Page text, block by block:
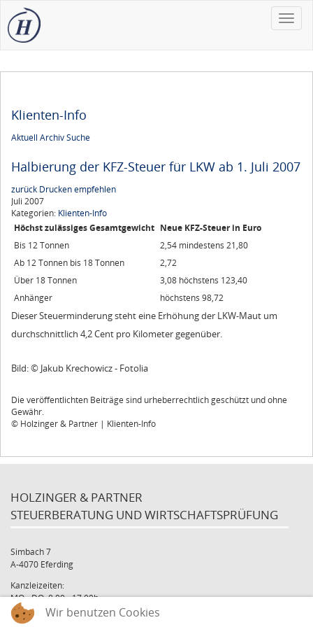
Toggle
Klienten-Info
Aktuell ArchivSuche
Halbierung der KFZ-Steuer für LKW ab 1. Juli 2007
zurück Druckenempfehlen
Juli 2007
Kategorien: Klienten-Info
Höchst zulässiges Gesamtgewicht Neue KFZ-Steuer in Euro
Bis 12 Tonnen
2,54 mindestens 21,80
Ab 12 Tonnen bis 18 Tonnen
2,72
Über 18 Tonnen
3,08 höchstens 123,40
Anhänger
höchstens 98,72
Dieser Steuerminderung steht eine Erhöhung der LKW-Maut um
durchschnittlich 4,2 Cent pro Kilometer gegenüber.
Bild: © Jakub Krechowicz - Fotolia
Die veröffentlichten Beiträge sind urheberrechtlich geschützt und ohne
Gewähr.
© Holzinger & Partner | Klienten-Info
HOLZINGER & PARTNER
STEUERBERATUNG UND WIRTSCHAFTSPRÜFUNG
Simbach 7
A-4070 Eferding
Kanzleizeiten:
MO - DO: 8:00 - 17:00h
FR: 8:00 - 12:00hWir benutzen Cookies